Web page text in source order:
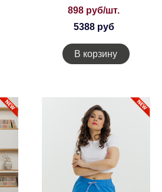
898 руб/шт.
5388 руб
В корзину